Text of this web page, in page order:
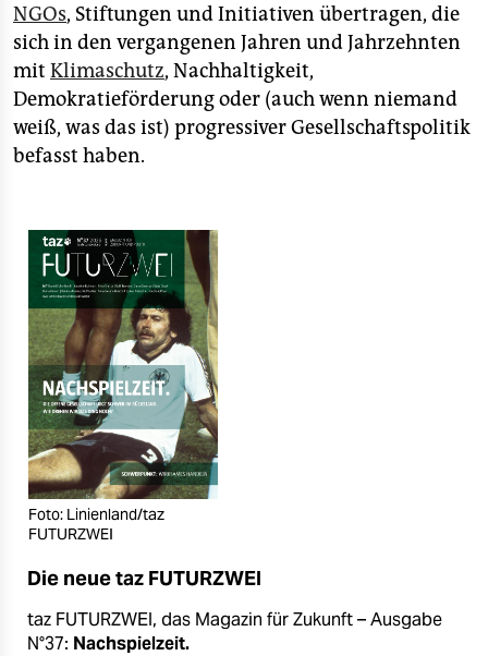
NGOs, Stiftungen und Initiativen übertragen, die
sich in den vergangenen Jahren und Jahrzehnten
mit Klimaschutz, Nachhaltigkeit,
Demokratieförderung oder (auch wenn niemand
weiß, was das ist) progressiver Gesellschaftspolitik
befasst haben.
Foto: Linienland/taz
FUTURZWEI
Die neue taz FUTURZWEI
taz FUTURZWEI, das Magazin für Zukunft – Ausgabe
N°37: Nachspielzeit.